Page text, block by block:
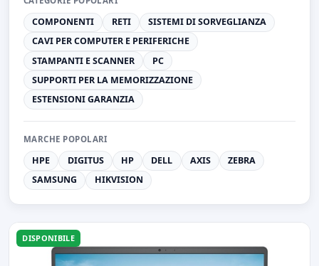
COMPONENTI RETI
SISTEMI DI SORVEGLIANZA
CAVI PER COMPUTER E PERIFERICHE
STAMPANTI E SCANNER
PC
SUPPORTI PER LA MEMORIZZAZIONE
ESTENSIONI GARANZIA
MARCHE POPOLARI
HPE DIGITUS HP DELL AXIS
ZEBRA
SAMSUNG
HIKVISION
DISPONIBILE